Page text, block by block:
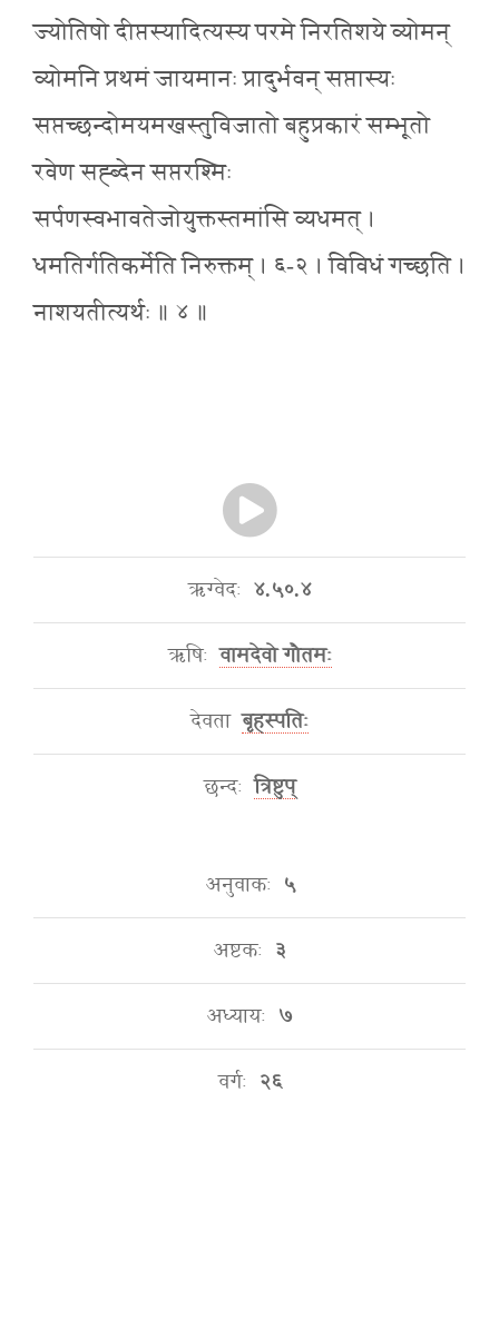
ज्योतिषो दीप्तस्यादित्यस्य परमे निरतिशये व्योमन्
व्योमनि प्रथमं जायमानः प्रादुर्भवन् सप्तास्यः
सप्तच्छन्दोमयमखस्तुविजातो बहुप्रकारं सम्भूतो
रवेण सह्ब्देन सप्तरश्मिः
सर्पणस्वभावतेजोयुक्तस्तमांसि व्यधमत् ।
धमतिर्गतिकर्मेति निरुक्तम् । ६-२ । विविधं गच्छति ।
नाशयतीत्यर्थः ॥ ४ ॥
ऋग्वेदः ४.५०.४
ऋषिः वामदेवो गौतमः
देवता बृहस्पतिः
छन्दः त्रिष्टुप्
अनुवाकः ५
अष्टकः ३
अध्यायः ७
वर्गः २६